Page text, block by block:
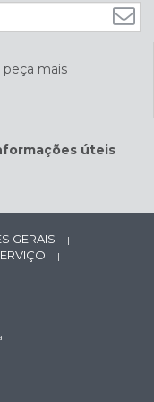
peça mais
úteis
GERAIS |
|